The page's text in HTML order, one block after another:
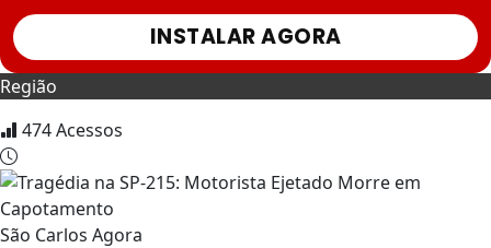
INSTALAR AGORA
Região
474Acessos
São Carlos Agora